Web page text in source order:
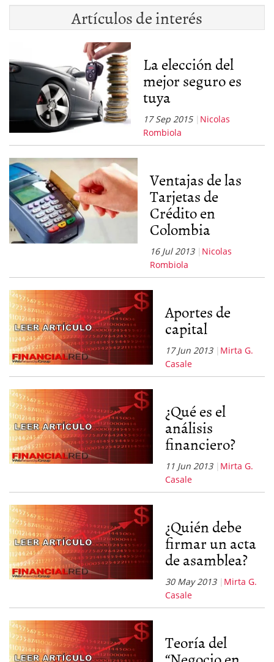
Artículos de interés
La elección del
mejor seguro es
tuya
17 Sep 2015
Nicolas
Rombiola
Ventajas de las
Tarjetas de
Crédito en
Colombia
16 Jul 2013
Nicolas
Rombiola
Aportes de
capital
17 Jun 2013
Mirta G.
Casale
¿Qué es el
análisis
financiero?
11 Jun 2013
Mirta G.
Casale
¿Quién debe
firmar un acta
de asamblea?
30 May 2013
Mirta G.
Casale
Teoría del